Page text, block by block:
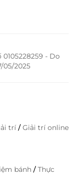
- Do
05/2025
trí /Giải trí online
bánh /Thực